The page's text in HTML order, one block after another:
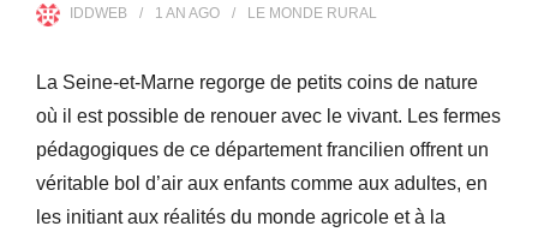
IDDWEB 1 AN AGO LE MONDE RURAL
La Seine-et-Marne regorge de petits coins de nature
où il est possible de renouer avec le vivant. Les fermes
pédagogiques de ce département francilien offrent un
véritable bol d’air aux enfants comme aux adultes, en
les initiant aux réalités du monde agricole et à la